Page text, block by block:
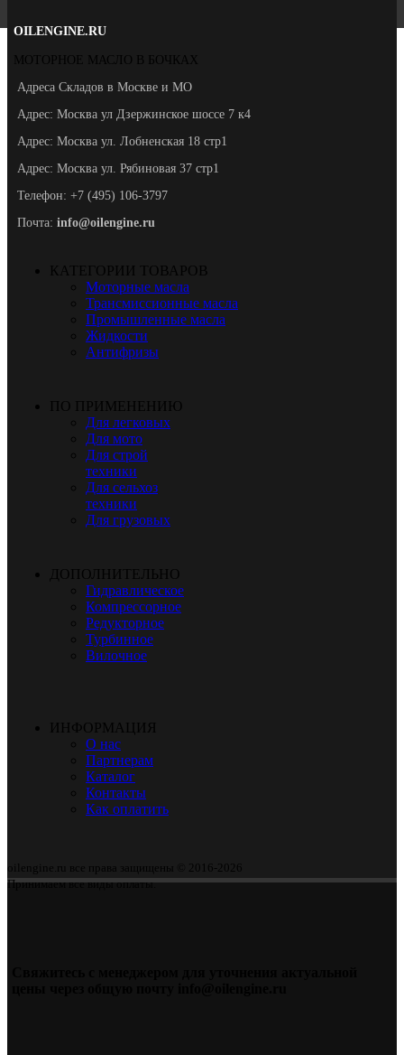
OILENGINE.RU
МОТОРНОЕ МАСЛО В БОЧКАХ
Адреса Складов в Москве и МО
Адрес: Москва ул Дзержинское шоссе 7 к4
Адрес: Москва ул. Лобненская 18 стр1
Адрес: Москва ул. Рябиновая 37 стр1
Телефон: +7 (495) 106-3797
Почта: info@oilengine.ru
КАТЕГОРИИ ТОВАРОВ
Моторные масла
Трансмиссионные масла
Промышленные масла
Жидкости
Антифризы
ПО ПРИМЕНЕНИЮ
Для легковых
Для мото
Для строй
техники
Для сельхоз
техники
Для грузовых
ДОПОЛНИТЕЛЬНО
Гидравлическое
Компрессорное
Редукторное
Турбинное
Вилочное
ИНФОРМАЦИЯ
О нас
Партнерам
Каталог
Контакты
Как оплатить
oilengine.ru все права защищены © 2016-2026
Принимаем все виды оплаты.